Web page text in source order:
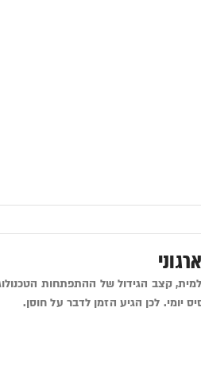
קצב הגידול של ההתפתחות
יומי. לכן הגיע הזמן לדבר על חוסן.